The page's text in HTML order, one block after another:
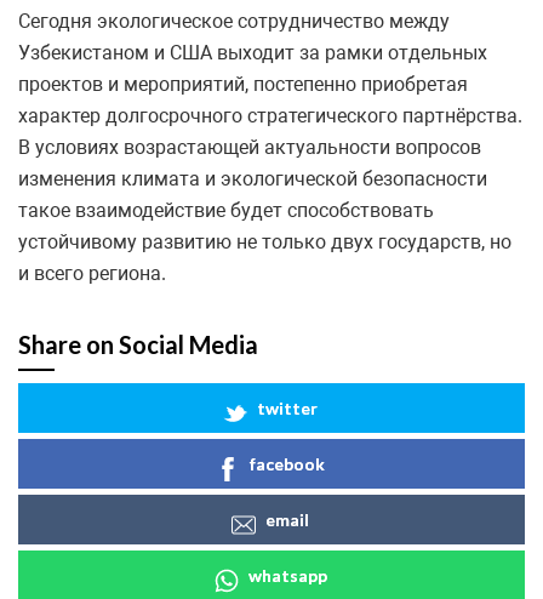
Сегодня экологическое сотрудничество между
Узбекистаном и США выходит за рамки отдельных
проектов и мероприятий, постепенно приобретая
характер долгосрочного стратегического партнёрства.
В условиях возрастающей актуальности вопросов
изменения климата и экологической безопасности
такое взаимодействие будет способствовать
устойчивому развитию не только двух государств, но
и всего региона.
Share on Social Media
twitter
facebook
email
whatsapp